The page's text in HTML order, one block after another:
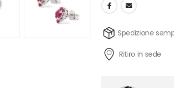
Spedizione
Ritiro in sede